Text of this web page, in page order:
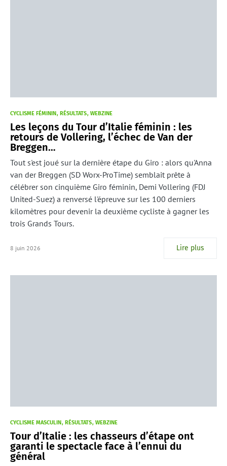
CYCLISME FÉMININ RÉSULTATS WEBZINE
Les leçons du Tour d’Italie féminin : les
retours de Vollering, l’échec de Van der
Breggen…
Tout s'est joué sur la dernière étape du Giro : alors qu'Anna
van der Breggen (SD Worx-ProTime) semblait prête à
célébrer son cinquième Giro féminin, Demi Vollering (FDJ
United-Suez) a renversé l'épreuve sur les 100 derniers
kilomètres pour devenir la deuxième cycliste à gagner les
trois Grands Tours.
8 juin 2026 Lire plus
CYCLISME MASCULIN RÉSULTATS WEBZINE
Tour d’Italie : les chasseurs d’étape ont
garanti le spectacle face à l’ennui du
général